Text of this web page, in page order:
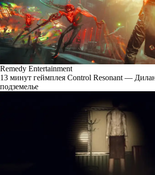
Remedy Entertainment
13 минут геймплея Control Resonant —
подземелье